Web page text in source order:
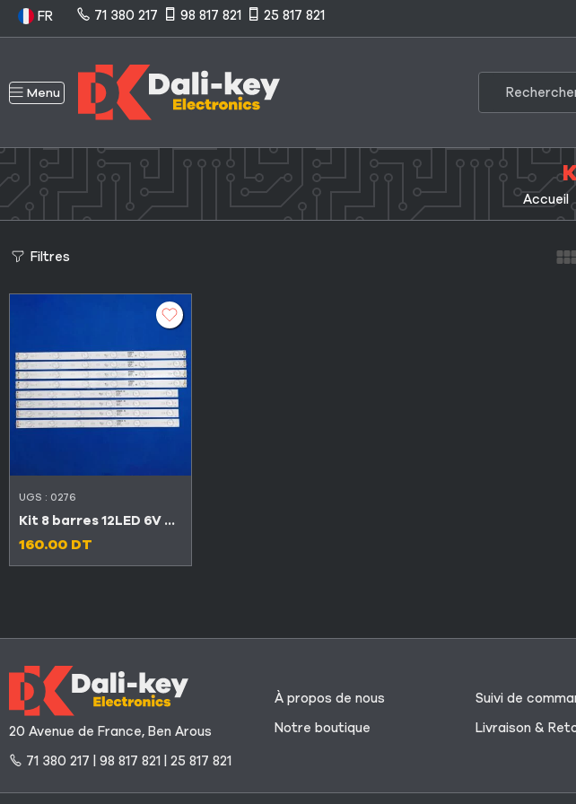
FR 71 380 217 98 817 821 25 817 821
Menu
Accueil
Filtres
UGS : 0276
Kit 8 barres 12LED 6V TV KONKA 42″ KL42GT618 (L6+R6)
160.00 DT
20 Avenue de France, Ben Arous
71 380 217 | 98 817 821 | 25 817 821
À propos de nous
Notre boutique
Suivi de
Livraison &